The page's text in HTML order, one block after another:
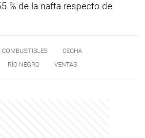
% de la nafta respecto de
COMBUSTIBLES
CECHA
RÍO NEGRO VENTAS